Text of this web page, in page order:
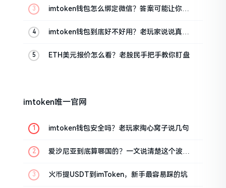
imtoken钱包怎么绑定微信？答案可能让你失
imtoken钱包到底好不好用？老玩家说说真实
ETH美元报价怎么看？老股民手把手教你盯盘
imtoken唯一官网
imtoken钱包安全吗？老玩家掏心窝子说几句
爱沙尼亚到底算哪国的？一文说清楚这个波罗
火币提USDT到imToken，新手最容易踩的坑